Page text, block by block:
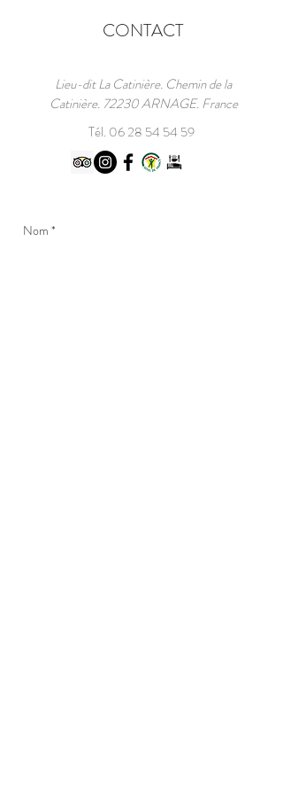
MONDE 1923-2026
CONTACT
Lieu-dit La Catinière. Chemin de la
Catinière. 72230 ARNAGE. France
Tél. 06 28 54 54 59